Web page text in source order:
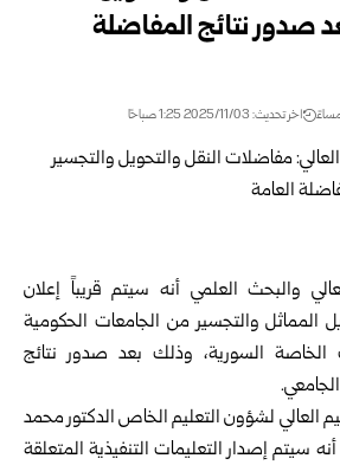
صدور نتائج المفاضلة
اخر تحديث: 2025/11/03 1:25 صباحًا
والبحث العلمي أنه سيتم قريباً إعلان
المماثل والتجسير من الجامعات الحكومية
الخاصة السورية، وذلك بعد صدور نتائج
العالي لشؤون التعليم الخاص الدكتور محمد
سيتم إصدار التعليمات التنفيذية المتعلقة